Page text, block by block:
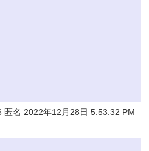
名 2022年12月28日 5:53:32 PM